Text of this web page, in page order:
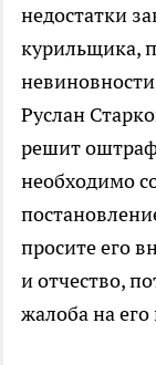
недостатки
курильщика,
Руслан
решит
необходимо
просите его
и отчество,
жалоба на